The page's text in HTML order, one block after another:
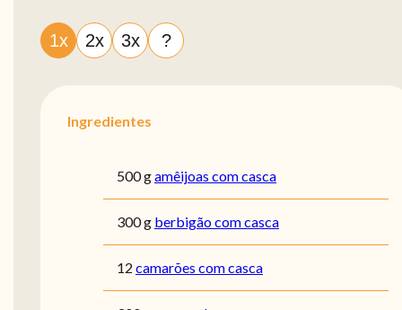
1x 2x 3x ?
Ingredientes
500 gamêijoas com casca
300 g berbigão com casca
12 camarões com casca